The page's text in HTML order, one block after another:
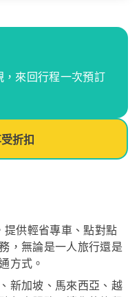
來回行程一次預訂
折扣
供輕省專車、點對點
，無論是一人旅行還是
方式。
新加坡、馬來西亞、越